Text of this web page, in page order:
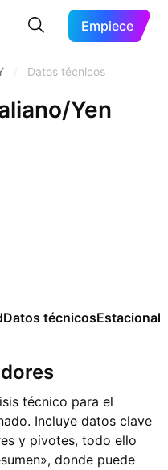
Empiece
Datos técnicos
Yen
Datos técnicos
técnico para el
Incluye datos clave
y pivotes, todo ello
donde puede